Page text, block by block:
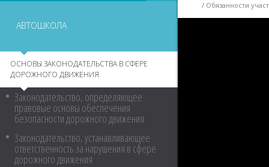
АВТОШКОЛА
ОСНОВЫ ЗАКОНОДАТЕЛЬСТВА В СФЕРЕ
ДОРОЖНОГО ДВИЖЕНИЯ
Законодательство, определяющее
правовые основы обеспечения
безопасности дорожного движения
Законодательство, устанавливающее
ответственность за нарушения в сфере
дорожного движения
Обязанности